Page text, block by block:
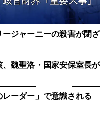
ジャーニーの殺害が閉ざ
魏聖洛・国家安保室長が
ーダー」で意識される